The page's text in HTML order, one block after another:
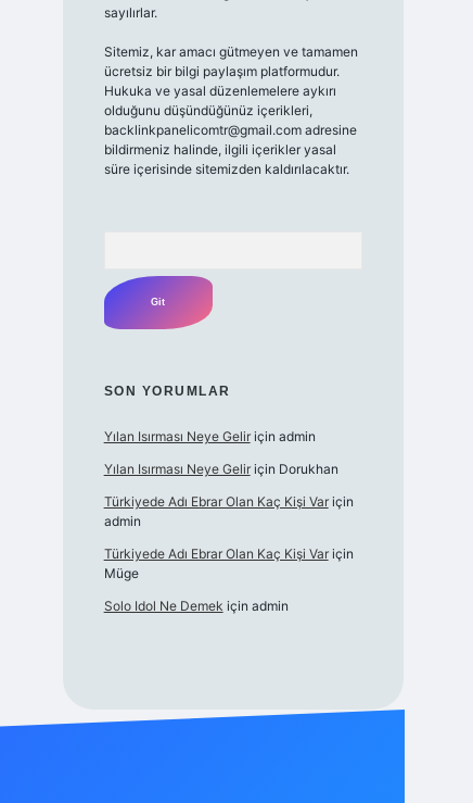
sayılırlar.
Sitemiz, kar amacı gütmeyen ve tamamen
ücretsiz bir bilgi paylaşım platformudur.
Hukuka ve yasal düzenlemelere aykırı
olduğunu düşündüğünüz içerikleri,
backlinkpanelicomtr@gmail.comadresine
bildirmeniz halinde, ilgili içerikler yasal
süre içerisinde sitemizden kaldırılacaktır.
SON YORUMLAR
Yılan Isırması Neye Geliriçin admin
Yılan Isırması Neye Geliriçin Dorukhan
Türkiyede Adı Ebrar Olan Kaç Kişi Variçin
admin
Türkiyede Adı Ebrar Olan Kaç Kişi Variçin
Müge
Solo Idol Ne Demek için admin